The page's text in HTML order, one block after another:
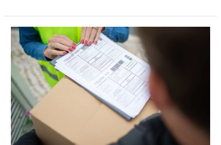
Devis
pièces
obligatoires
pour
un
dossier
CEE
conforme